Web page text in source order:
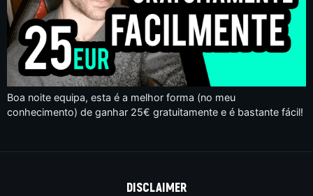
Boa noite equipa, esta é a melhor forma (no meu
conhecimento) de ganhar 25€ gratuitamente e é bastante fácil!
DISCLAIMER